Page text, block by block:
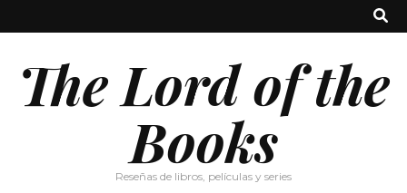
The Lord of the
Books
Reseñas de libros, películas y series